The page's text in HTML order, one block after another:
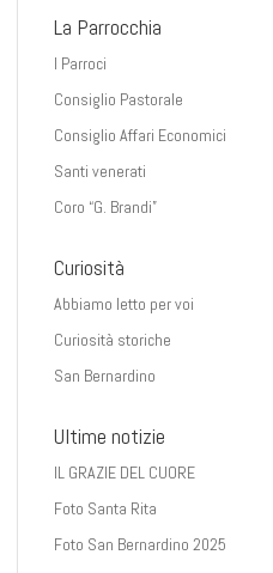
La Parrocchia
I Parroci
Consiglio Pastorale
Consiglio Affari Economici
Santi venerati
Coro “G. Brandi”
Curiosità
Abbiamo letto per voi
Curiosità storiche
San Bernardino
Ultime notizie
IL GRAZIE DEL CUORE
Foto Santa Rita
Foto San Bernardino 2025